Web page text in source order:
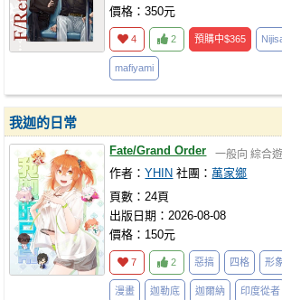
價格：350元
4 2 預購中$365
mafiyami
我迦的日常
Fate/Grand Order 一般向 綜合
作者：YHIN 社團：萬家鄉
頁數：24頁
出版日期：2026-08-08
價格：150元
7 2 惡搞 四格 形
漫畫 迦勒底 迦爾納 印度從者